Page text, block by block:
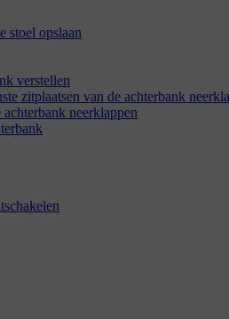
stoel opslaan
verstellen
zitplaatsen van de achterbank
neerklappen